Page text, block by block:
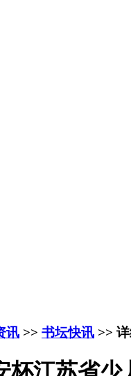
讯 >> 书坛快讯 >>